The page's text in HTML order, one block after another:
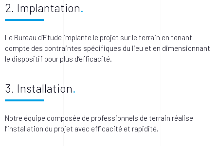
2. Implantation
Le Bureau d’Etude implante le projet sur le terrain en tenant
compte des contraintes spécifiques du lieu et en dimensionnant
le dispositif pour plus d’efficacité.
3. Installation
Notre équipe composée de professionnels de terrain réalise
l’installation du projet avec efficacité et rapidité.